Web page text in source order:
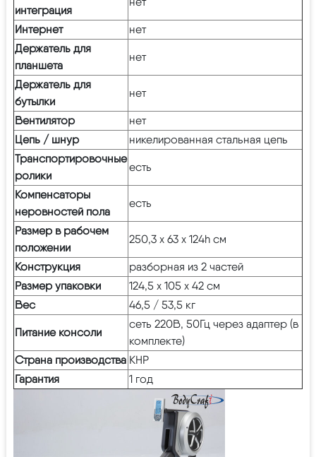
интеграция
Интернет
нет
Держатель для
планшета
нет
Держатель для
бутылки
нет
Вентилятор
нет
Цепь / шнур
никелированная стальная цепь
Транспортировочные
ролики
есть
Компенсаторы
неровностей пола
есть
Размер в рабочем
положении
250,3 х 63 х 124h см
Конструкция
разборная из 2 частей
Размер упаковки
124,5 х 105 х 42 см
Вес
46,5 / 53,5 кг
Питание консоли
сеть 220В, 50Гц через адаптер (в
комплекте)
Страна производства КНР
Гарантия
1 год